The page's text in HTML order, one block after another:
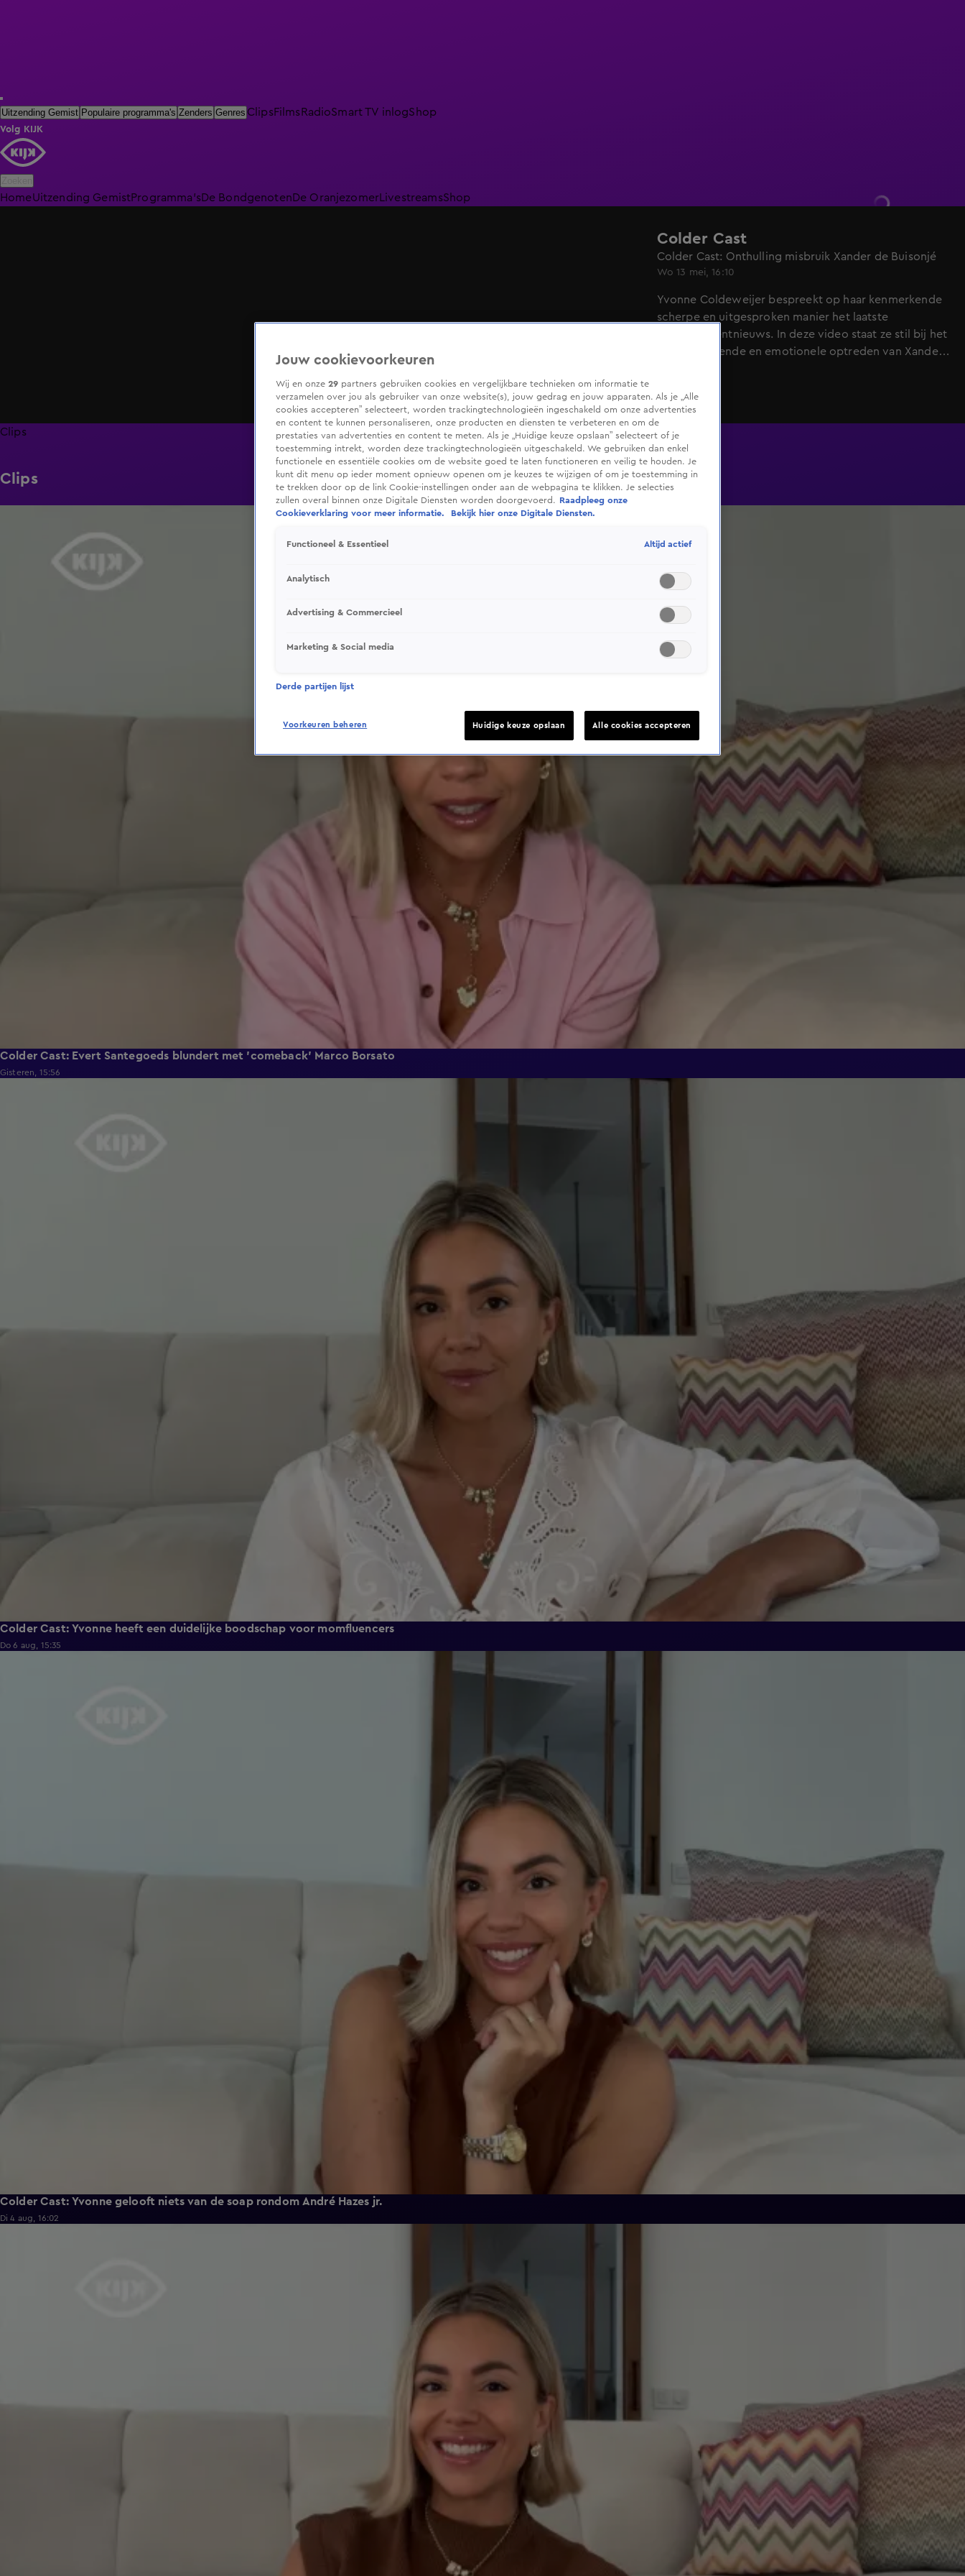
Uitzending Gemist Populaire programma's Zenders Genres ClipsFilmsRadioSmart TV inlogShop
Volg KIJK
HomeUitzending GemistProgramma'sDe BondgenotenDe Oranjezomer LivestreamsShop
Colder Cast
Colder Cast: Onthulling misbruik Xander de Buisonjé
Wo 13 mei, 16:10
Yvonne Coldeweijer bespreekt op haar kenmerkende
scherpe en uitgesproken manier het laatste
entertainmentnieuws. In deze video staat ze stil bij het
indrukwekkende en emotionele optreden van Xander
deelt Xander onverwacht een persoonlijk trauma uit
zijn jeugd en vertelt hij dat hij tussen zijn elfde en
veertiende slachtoffer is geweest van misbruik.
Yvonne prijst zijn kwetsbaarheid en moed en noemt
het fragment oprecht, authentiek en belangrijk. Ook
reageert ze kritisch op de manier waarop sommige
media en talkshows met zijn onthulling omgaan.
Clips
Clips
Colder Cast: Evert Santegoeds blundert met 'comeback' Marco Borsato
Gisteren, 15:56
Colder Cast: Yvonne heeft een duidelijke boodschap voor momfluencers
Do 6 aug, 15:35
Colder Cast: Yvonne gelooft niets van de soap rondom André Hazes jr.
Di 4 aug, 16:02
Jouw cookievoorkeuren
Wij en onze 29 partners gebruiken cookies en vergelijkbare technieken om informatie te
verzamelen over jou als gebruiker van onze website(s), jouw gedrag en jouw apparaten. Als je „Alle
cookies accepteren” selecteert, worden trackingtechnologieën ingeschakeld om onze advertenties
en content te kunnen personaliseren, onze producten en diensten te verbeteren en om de
prestaties van advertenties en content te meten. Als je „Huidige keuze opslaan” selecteert of je
toestemming intrekt, worden deze trackingtechnologieën uitgeschakeld. We gebruiken dan enkel
functionele en essentiële cookies om de website goed te laten functioneren en veilig te houden. Je
kunt dit menu op ieder moment opnieuw openen om je keuzes te wijzigen of om je toestemming in
te trekken door op de link Cookie-instellingen onder aan de webpagina te klikken. Je selecties
zullen overal binnen onze Digitale Diensten worden doorgevoerd.
Raadpleeg onze
Cookieverklaring voor meer informatie.
Bekijk hier onze Digitale Diensten.
Functioneel & Essentieel Altijd actief
Analytisch
Advertising & Commercieel
Marketing & Social media
Derde partijen lijst
Voorkeuren beheren Huidige keuze opslaan Alle cookies accepteren